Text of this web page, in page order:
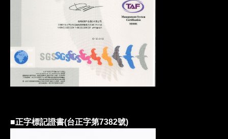
■正字標記證書(台正字第7382號)